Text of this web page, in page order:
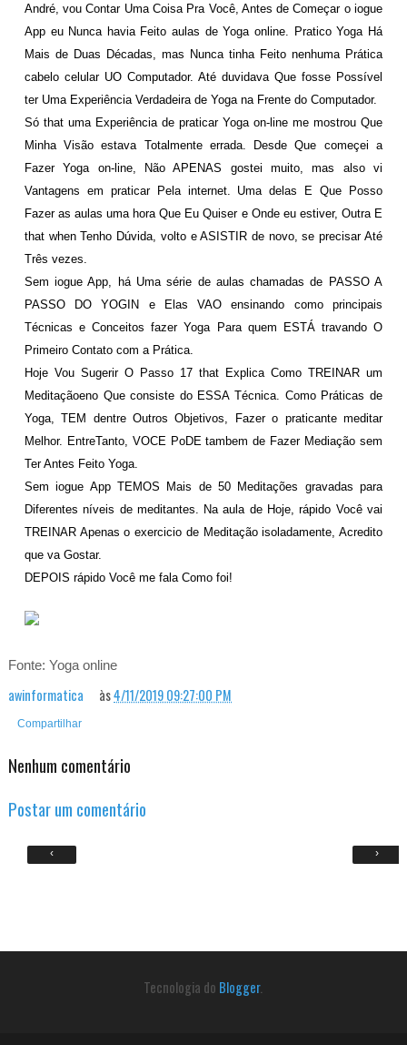
André, vou Contar Uma Coisa Pra Você, Antes de Começar o iogue
App eu Nunca havia Feito aulas de Yoga online. Pratico Yoga Há
Mais de Duas Décadas, mas Nunca tinha Feito nenhuma Prática
cabelo celular UO Computador. Até duvidava Que fosse Possível
ter Uma Experiência Verdadeira de Yoga na Frente do Computador.
Só that uma Experiência de praticar Yoga on-line me mostrou Que
Minha Visão estava Totalmente errada. Desde Que começei a
Fazer Yoga on-line, Não APENAS gostei muito, mas also vi
Vantagens em praticar Pela internet. Uma delas E Que Posso
Fazer as aulas uma hora Que Eu Quiser e Onde eu estiver, Outra E
that when Tenho Dúvida, volto e ASISTIR de novo, se precisar Até
Três vezes.
Sem iogue App, há Uma série de aulas chamadas de PASSO A
PASSO DO YOGIN e Elas VAO ensinando como principais
Técnicas e Conceitos fazer Yoga Para quem ESTÁ travando O
Primeiro Contato com a Prática.
Hoje Vou Sugerir O Passo 17 that Explica Como TREINAR um
Meditaçãoeno Que consiste do ESSA Técnica. Como Práticas de
Yoga, TEM dentre Outros Objetivos, Fazer o praticante meditar
Melhor. EntreTanto, VOCE PoDE tambem de Fazer Mediação sem
Ter Antes Feito Yoga.
Sem iogue App TEMOS Mais de 50 Meditações gravadas para
Diferentes níveis de meditantes. Na aula de Hoje, rápido Você vai
TREINAR Apenas o exercicio de Meditação isoladamente, Acredito
que va Gostar.
DEPOIS rápido Você me fala Como foi!
Fonte: Yoga online
awinformatica às4/11/2019 09:27:00 PM
Compartilhar
Nenhum comentário
Postar um comentário
‹ ›
Tecnologia do Blogger.